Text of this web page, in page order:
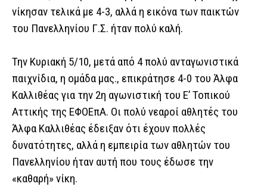
νίκησαν τελικά με 4-3, αλλά η εικόνα των παικτών
του Πανελληνίου Γ.Σ. ήταν πολύ καλή.
Την Κυριακή 5/10, μετά από 4 πολύ ανταγωνιστικά
παιχνίδια, η ομάδα μας., επικράτησε 4-0 του Άλφα
Καλλιθέας για την 2η αγωνιστική του Ε’ Τοπικού
Αττικής της ΕΦΟΕπΑ. Οι πολύ νεαροί αθλητές του
Άλφα Καλλιθέας έδειξαν ότι έχουν πολλές
δυνατότητες, αλλά η εμπειρία των αθλητών του
Πανελληνίου ήταν αυτή που τους έδωσε την
«καθαρή» νίκη.